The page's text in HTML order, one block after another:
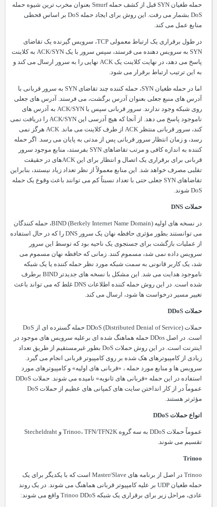
حمله طغیانSYNقبل از کشف حملهSmurfبعنوان مخرب ترین شیوه حمله
DoSبشمار می رفت. این روش برای ایجاد حملهDoSبر اساس قحطی
منابع عمل می کند.
در طول برقراری یکارتباط معمولیTCP، سرویس گیرنده یک تقاضای
SYNبه سرویس دهنده می فرستد، سپس سرور با یکACK/SYNبه کلاینت
پاسخ می دهد، در نهایت کلاینت یکACKنهایی را به سرور ارسال می کند و
به این ترتیب ارتباط برقرار می شود.
اما در حمله طغیانSYN، حمله کننده چند تقاضایSYNبه سرور قربانی با
آدرس های منبع جعلی بعنوان آدرس برگشت، می فرستد. آدرس های جعلی
روی شبکه وجود ندارند. سرور قربانی سپس با ACK/SYNبه آدرس های
ناموجود پاسخ می دهد. از آنجا که هیچ آدرسی اینACK/SYNرا دریافت نمی
کند، سرور قربانی منتظرACKاز طرف کلاینت می ماند.ACKهرگز نمی
رسد، و زمان انتظار سرور قربانی پس از مدتی به پایان می رسد. اگر حمله
کننده به اندازه کافی و مرتب تقاضاهایSYNبفرستد، منابع موجود سرور
قربانی برای برقراری یک اتصال و انتظار برای اینACKهای در حقیقت
تقلبی مصرف خواهد شد. این منابع معمولاً از نظر تعداد زیاد نیستند، بنابراین
تقاضاهایSYNجعلی حتی با تعداد نسبتاً کم می توانند باعث وقوع یک حمله
DoSشوند.
حملاتDNS
در نسخه های اولیه BIND(Berkely Internet Name Domain
)، حمله کنندگان
می توانستند بطور مؤثری حافظه نهان یک سرور DNSرا که در حال استفاده
از عملیات بازگشت برای جستجوی یک ناحیه بود که توسط این سرور
سرویس داده نمی شد، مسموم کنند. زمانی که حافظه نهان مسموم می
شد، یک کاربر قانونی به سمت شبکه مورد نظر حمله کننده یا یک شبکه
ناموجود هدایت می شد. این مشکل با نسخه های جدیدترBINDبرطرف
شده است. در این روش حمله کننده اطلاعاتDNSغلط که می تواند باعث
تغییر مسیر درخواست ها شود، ارسال می کند.
حملاتDDoS
حملات DDoS(Distributed Denial of Service) حمله گسترده ای از
DoS
است. در اصلDDos حمله هماهنگ شده ای برعلیه سرویس های موجود در
اینترنت است. در این روش حملاتDoSبطور غیرمستقیم از طریق تعداد
زیادی از کامپیوترهای هک شده بر روی کامپیوتر قربانی انجام می گیرد.
سرویس ها و منابع مورد حمله،«قربانی های اولیه» و کامپیوترهای مورد
استفاده در این حمله «قربانی های ثانویه» نامیده می شوند. حملاتDDoS
عموماً در از کار انداختن سایت های کمپانی های عظیم از حملاتDoS
مؤثرتر هستند.
انواع حملاتDDoS
عموماً حملاتDDoSبه سه گروه Trinoo،TFN/TFN2K وStecheldraht
تقسیم می شوند.
Trinoo
Trinooدر اصل از برنامه هایMaster/Slaveاست که با یکدیگر برای یک
حمله طغیانUDPبر علیه کامپیوتر قربانی هماهنگ می شوند. در یک روند
عادی، مراحل زیر برای برقراری یک شبکهTrinoo DDoSواقع می شوند: